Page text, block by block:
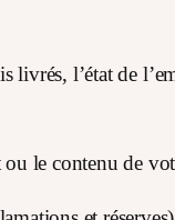
livrés, l’état de
le contenu de